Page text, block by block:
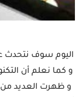
اليوم سوف نتحدث
و كما نعلم أن
و ظهرت العديد من